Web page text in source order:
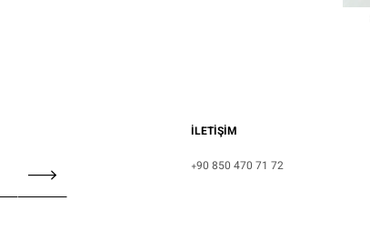
İLETİŞİM
+90 850 470 71 72